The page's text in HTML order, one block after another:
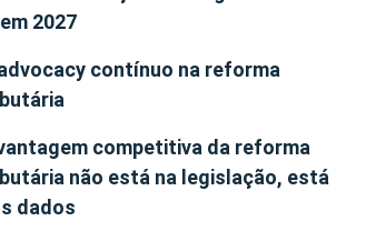
2027
contínuo na reforma
competitiva da reforma
não está na legislação, está
dados